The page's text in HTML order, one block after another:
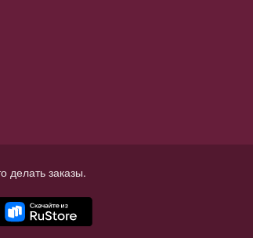
делать заказы.